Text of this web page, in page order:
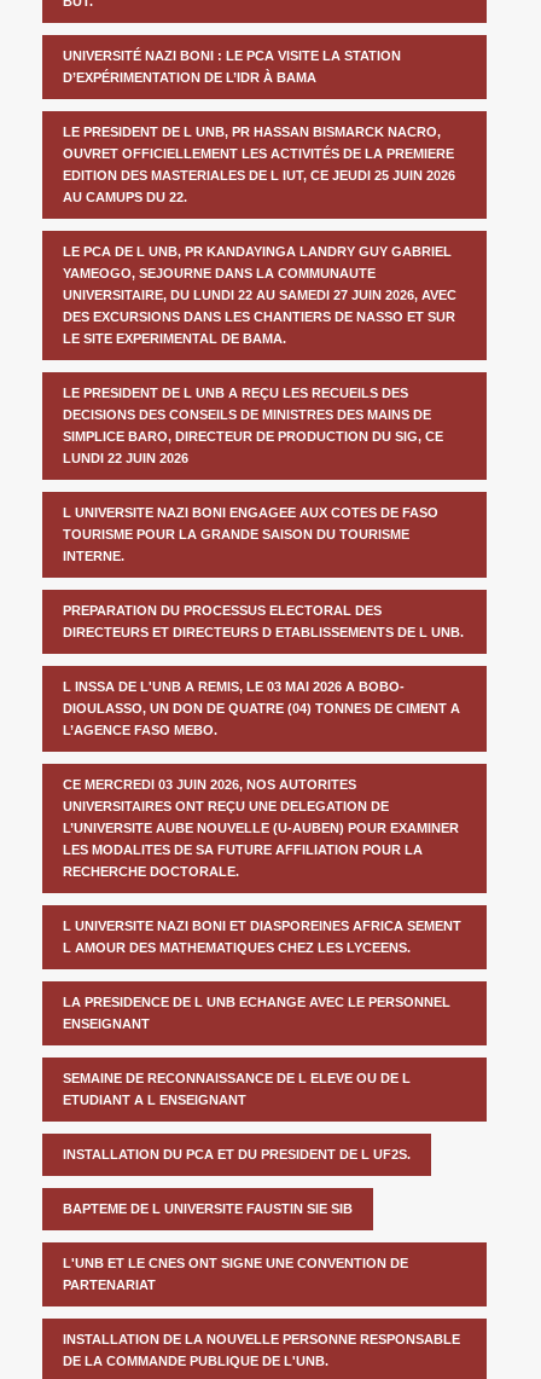
UNIVERSITÉ NAZI BONI : LE PCA VISITE LA STATION
D’EXPÉRIMENTATION DE L’IDR À BAMA
LE PRESIDENT DE L UNB, PR HASSAN BISMARCK NACRO,
OUVRET OFFICIELLEMENT LES ACTIVITÉS DE LA PREMIERE
EDITION DES MASTERIALES DE L IUT, CE JEUDI 25 JUIN 2026
AU CAMUPS DU 22.
LE PCA DE L UNB, PR KANDAYINGA LANDRY GUY GABRIEL
YAMEOGO, SEJOURNE DANS LA COMMUNAUTE
UNIVERSITAIRE, DU LUNDI 22 AU SAMEDI 27 JUIN 2026, AVEC
DES EXCURSIONS DANS LES CHANTIERS DE NASSO ET SUR
LE SITE EXPERIMENTAL DE BAMA.
LE PRESIDENT DE L UNB A REÇU LES RECUEILS DES
DECISIONS DES CONSEILS DE MINISTRES DES MAINS DE
SIMPLICE BARO, DIRECTEUR DE PRODUCTION DU SIG, CE
LUNDI 22 JUIN 2026
L UNIVERSITE NAZI BONI ENGAGEE AUX COTES DE FASO
TOURISME POUR LA GRANDE SAISON DU TOURISME
INTERNE.
PREPARATION DU PROCESSUS ELECTORAL DES
DIRECTEURS ET DIRECTEURS D ETABLISSEMENTS DE L UNB.
L INSSA DE L'UNB A REMIS, LE 03 MAI 2026 A BOBO-
DIOULASSO, UN DON DE QUATRE (04) TONNES DE CIMENT A
L’AGENCE FASO MEBO.
CE MERCREDI 03 JUIN 2026, NOS AUTORITES
UNIVERSITAIRES ONT REÇU UNE DELEGATION DE
L’UNIVERSITE AUBE NOUVELLE (U-AUBEN) POUR EXAMINER
LES MODALITES DE SA FUTURE AFFILIATION POUR LA
RECHERCHE DOCTORALE.
L UNIVERSITE NAZI BONI ET DIASPOREINES AFRICA SEMENT
L AMOUR DES MATHEMATIQUES CHEZ LES LYCEENS.
LA PRESIDENCE DE L UNB ECHANGE AVEC LE PERSONNEL
ENSEIGNANT
SEMAINE DE RECONNAISSANCE DE L ELEVE OU DE L
ETUDIANT A L ENSEIGNANT
INSTALLATION DU PCA ET DU PRESIDENT DE L UF2S.
BAPTEME DE L UNIVERSITE FAUSTIN SIE SIB
L'UNB ET LE CNES ONT SIGNE UNE CONVENTION DE
PARTENARIAT
INSTALLATION DE LA NOUVELLE PERSONNE RESPONSABLE
DE LA COMMANDE PUBLIQUE DE L'UNB.